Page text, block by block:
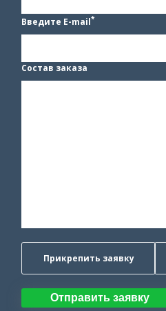
Введите E-mail*
Состав заказа
Прикрепить заявку
Отправить заявку